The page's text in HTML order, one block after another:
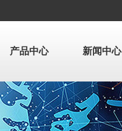
产品中心 新闻中心